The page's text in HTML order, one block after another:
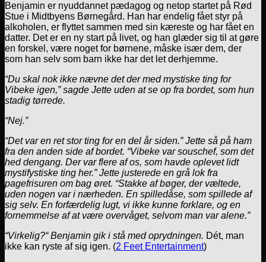
Benjamin er nyuddannet pædagog og netop startet på Rød
Stue i Midtbyens Børnegård. Han har endelig fået styr på
alkoholen, er flyttet sammen med sin kæreste og har fået en
datter. Det er en ny start på livet, og han glæder sig til at gøre
en forskel, være noget for børnene, måske især dem, der
som han selv som barn ikke har det let derhjemme.
“Du skal nok ikke nævne det der med mystiske ting for
Vibeke igen,” sagde Jette uden at se op fra bordet, som hun
stadig tørrede.
“Nej.”
“Det var en ret stor ting for en del år siden.” Jette så på ham
fra den anden side af bordet. “Vibeke var souschef, som det
hed dengang. Der var flere af os, som havde oplevet lidt
mystifystiske ting her.” Jette justerede en grå lok fra
pagefrisuren om bag øret. “Stakke af bøger, der væltede,
uden nogen var i nærheden. En spilledåse, som spillede af
sig selv. En forfærdelig lugt, vi ikke kunne forklare, og en
fornemmelse af at være overvåget, selvom man var alene.”
“Virkelig?“ Benjamin gik i stå med oprydningen. Dét, man
ikke kan ryste af sig igen. (2 Feet Entertainment)